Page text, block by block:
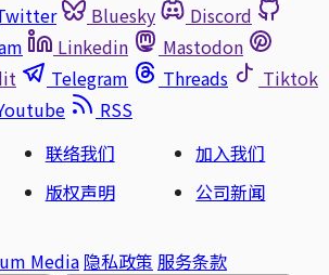
Bluesky
Discord
Linkedin
Mastodon
Telegram Threads
Tiktok
RSS
联络我们
加入我们
版权声明
公司新闻
Media 隐私政策 服务条款